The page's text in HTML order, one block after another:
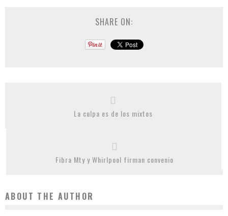
SHARE ON:
La culpa es de los mixtos
Fibra Mty y Whirlpool firman convenio
ABOUT THE AUTHOR